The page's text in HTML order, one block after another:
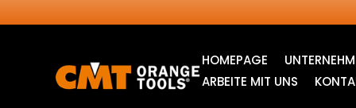
HOMEPAGE
ARBEITE MIT UNS